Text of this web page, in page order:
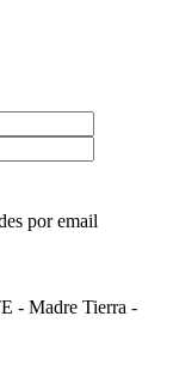
por email